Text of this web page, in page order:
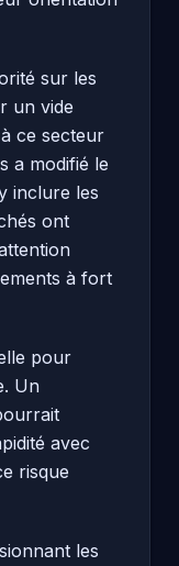
sur les
un vide
ce secteur
a modifié le
inclure les
ont
à fort
pour
Un
avec
risque
les